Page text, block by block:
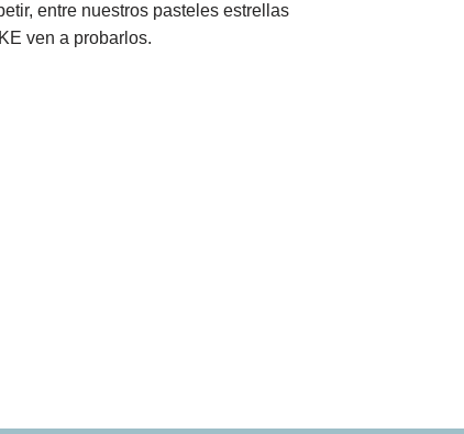
entre nuestros pasteles estrellas
ven a probarlos.